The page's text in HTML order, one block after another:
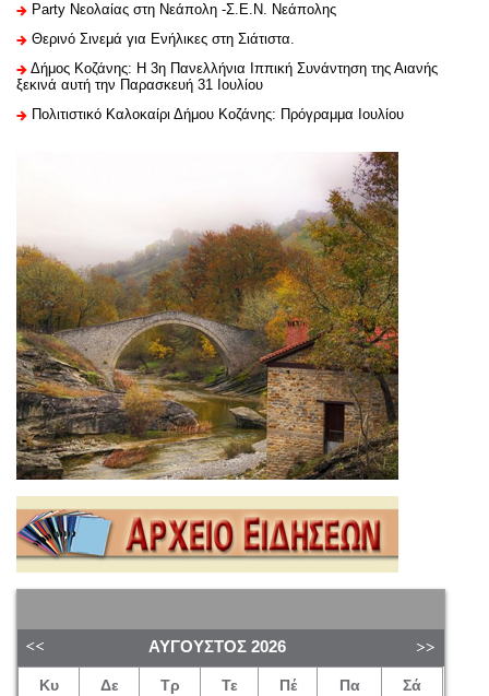
Party Νεολαίας στη Νεάπολη -Σ.Ε.Ν. Νεάπολης
Θερινό Σινεμά για Ενήλικες στη Σιάτιστα.
Δήμος Κοζάνης: Η 3η Πανελλήνια Ιππική Συνάντηση της Αιανής
ξεκινά αυτή την Παρασκευή 31 Ιουλίου
Πολιτιστικό Καλοκαίρι Δήμου Κοζάνης: Πρόγραμμα Ιουλίου
ΑΎΓΟΥΣΤΟΣ 2026
Κυ Δε Τρ Τε Πέ Πα Σά